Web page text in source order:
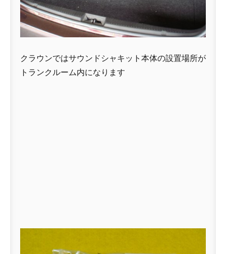
クラウンではサウンドシャキット本体の設置場所が
トランクルーム内になります